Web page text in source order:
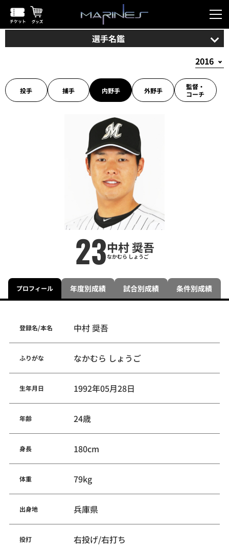
選手名鑑
投手 捕手 内野手 外野手
監督・
コーチ
23中村 奨吾
なかむら しょうご
プロフィール 年度別成績 試合別成績 条件別成績
登録名/本名 中村 奨吾
ふりがな なかむら しょうご
生年月日 1992年05月28日
年齢 24歳
身長 180cm
体重 79kg
出身地 兵庫県
投打 右投げ/右打ち